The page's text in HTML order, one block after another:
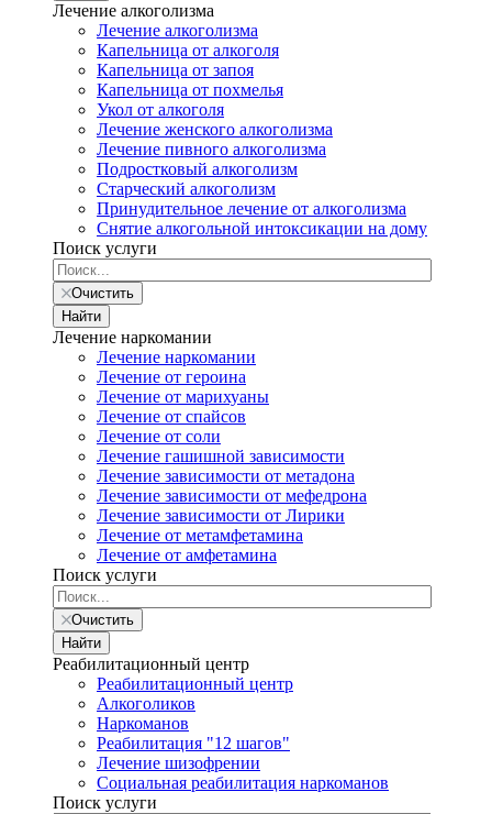
Лечение алкоголизма
Лечение алкоголизма
Капельница от алкоголя
Капельница от запоя
Капельница от похмелья
Укол от алкоголя
Лечение женского алкоголизма
Лечение пивного алкоголизма
Подростковый алкоголизм
Старческий алкоголизм
Принудительное лечение от алкоголизма
Снятие алкогольной интоксикации на дому
Поиск услуги
Очистить
Найти
Лечение наркомании
Лечение наркомании
Лечение от героина
Лечение от марихуаны
Лечение от спайсов
Лечение от соли
Лечение гашишной зависимости
Лечение зависимости от метадона
Лечение зависимости от мефедрона
Лечение зависимости от Лирики
Лечение от метамфетамина
Лечение от амфетамина
Поиск услуги
Очистить
Найти
Реабилитационный центр
Реабилитационный центр
Алкоголиков
Наркоманов
Реабилитация "12 шагов"
Лечение шизофрении
Социальная реабилитация наркоманов
Поиск услуги